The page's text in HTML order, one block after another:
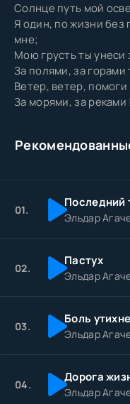
Солнце путь мой
Я один, по жизни без
мне;
Мою грусть ты унеси
За полями, за
Ветер, ветер,
За морями, за реками !
01. Последний
Эльдар
02. Пастух
Эльдар
03. Боль
Эльдар
04. Дорога
Эльдар